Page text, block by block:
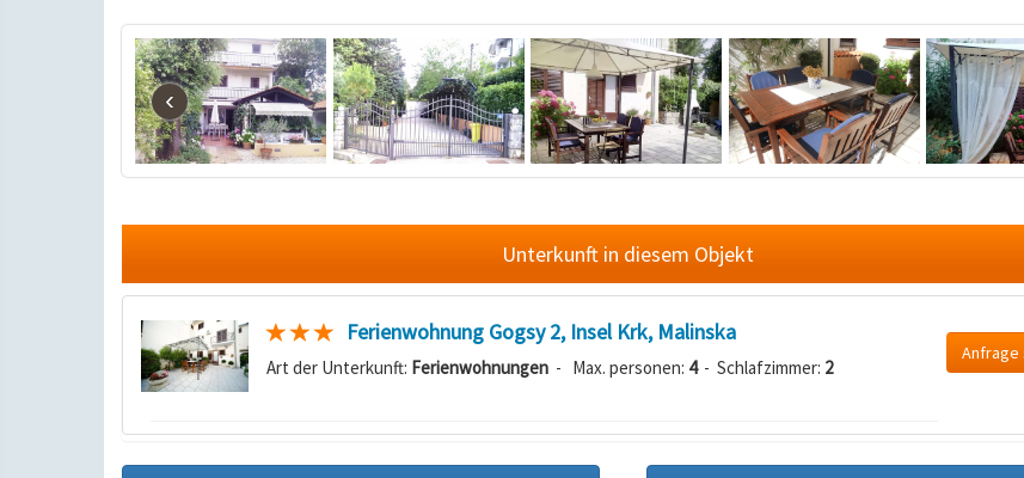
‹
Unterkunft in diesem Objekt
Ferienwohnung Gogsy 2, Insel Krk, Malinska
Art der Unterkunft: Ferienwohnungen - Max. personen: 4- Schlafzimmer: 2
Anfrage